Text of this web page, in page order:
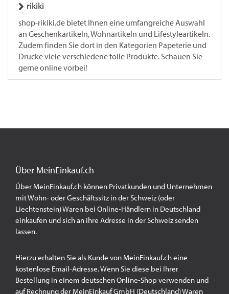
rikiki
shop-rikiki.de bietet Ihnen eine umfangreiche Auswahl
an Geschenkartikeln, Wohnartikeln und Lifestyleartikeln.
Zudem finden Sie dort in den Kategorien Papeterie und
Drucke viele verschiedene tolle Produkte. Schauen Sie
gerne online vorbei!
Über MeinEinkauf.ch
Über MeinEinkauf.ch können Privatkunden und Unternehmen
mit Wohn- oder Geschäftssitz in der Schweiz (oder
Liechtenstein) Waren bei Online-Händlern in Deutschland
einkaufen und sich an ihre Adresse in der Schweiz senden
lassen.
Hierzu erhalten Sie als Kunde von MeinEinkauf.ch eine
kostenlose Email-Adresse. Wenn Sie diese bei Ihrer
Bestellung in einem deutschen Online-Shop verwenden und
auf Rechnung der MeinEinkauf GmbH (Deutschland) Waren